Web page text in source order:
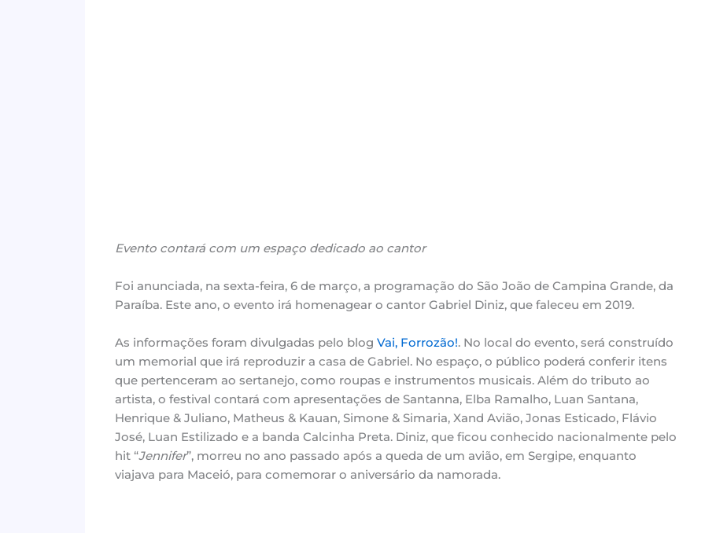
Evento contará com um espaço dedicado ao cantor
Foi anunciada, na sexta-feira, 6 de março, a programação do São João de Campina Grande, da
Paraíba. Este ano, o evento irá homenagear o cantor Gabriel Diniz, que faleceu em 2019.
As informações foram divulgadas pelo blog Vai, Forrozão!. No local do evento, será construído
um memorial que irá reproduzir a casa de Gabriel. No espaço, o público poderá conferir itens
que pertenceram ao sertanejo, como roupas e instrumentos musicais. Além do tributo ao
artista, o festival contará com apresentações de Santanna, Elba Ramalho, Luan Santana,
Henrique & Juliano, Matheus & Kauan, Simone & Simaria, Xand Avião, Jonas Esticado, Flávio
José, Luan Estilizado e a banda Calcinha Preta. Diniz, que ficou conhecido nacionalmente pelo
hit “Jennifer”, morreu no ano passado após a queda de um avião, em Sergipe, enquanto
viajava para Maceió, para comemorar o aniversário da namorada.